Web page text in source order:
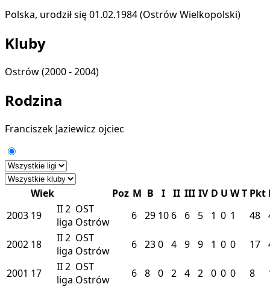
Polska, urodził się 01.02.1984 (Ostrów Wielkopolski)
Kluby
Ostrów(2000 - 2004)
Rodzina
Franciszek Jaziewicz ojciec
Wiek Poz M B I II III IV D U WT Pkt
2003 19 II2
liga
OST
Ostrów
6 29 10 6 6 5 1 0 1 48
2002 18 II2
liga
OST
Ostrów
6 230 4 9 9 1 0 0 17
2001 17 II2
liga
OST
Ostrów
6 8 0 2 4 2 0 0 0 8